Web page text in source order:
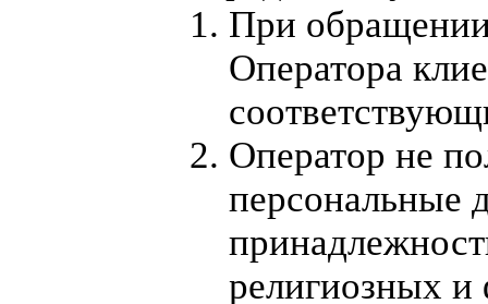
При
Оператора
Оператор не
персональные
религиозных